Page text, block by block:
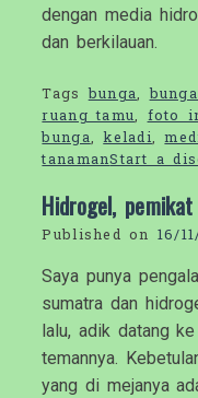
dengan media
dan berkilauan.
Tagsbunga ,
ruang tamu
foto
bunga
,keladi ,
tanamanStart a
Hidrogel,
Published on 16/
Saya punya
sumatra dan
lalu, adik datang
temannya.
yang di mejanya